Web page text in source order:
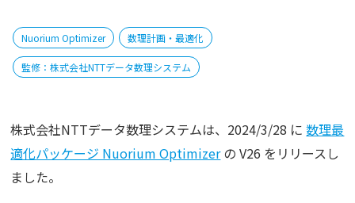
Nuorium Optimizer 数理計画・最適化
監修：株式会社NTTデータ数理システム
株式会社NTTデータ数理システムは、2024/3/28 に数理最
適化パッケージ Nuorium Optimizerの V26 をリリースし
ました。